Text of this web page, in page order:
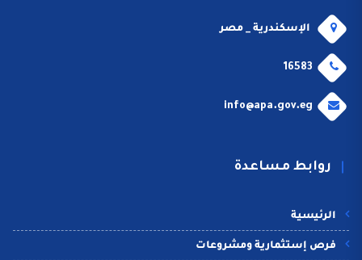
الإسكندرية _ مصر
16583
info@apa.gov.eg
روابط مساعدة
الرئيسية
فرص إستثمارية ومشروعات